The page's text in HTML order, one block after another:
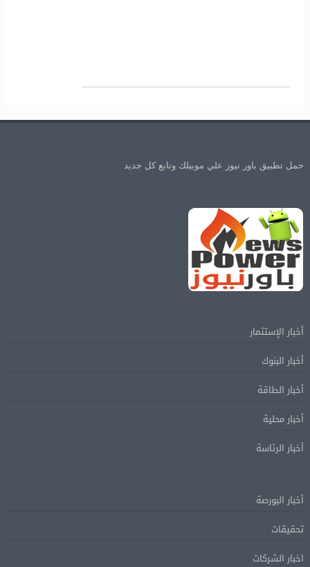
حمل تطبيق باور نيوز علي موبيلك وتابع كل جديد
أخبار الإستثمار
أخبار البنوك
أخبار الطاقة
أخبار محلية
أخبار الرئاسة
أخبار البورصة
تحقيقات
اخبار الشركات